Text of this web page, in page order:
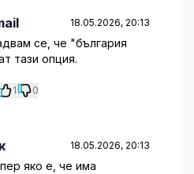
18.05.2026, 20:13
се, че "българия
тази опция.
1 0
18.05.2026, 20:13
яко е, че има